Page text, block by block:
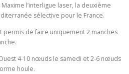
PHOTO
l’interligue laser, la deuxième
sélective pour le France.
permis de faire uniquement 2 manches
4-10 nœuds le samedi et 2-6 nœuds
houle.